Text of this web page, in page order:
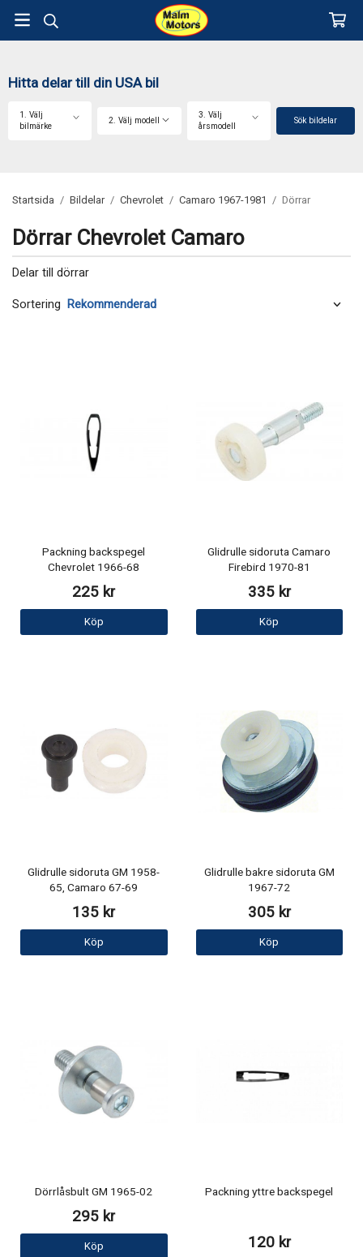
Hitta delar till din USA bil
1. Välj
bilmärke
2. Välj modell
3. Välj
årsmodell
Sök bildelar
Startsida / Bildelar / Chevrolet / Camaro 1967-1981 / Dörrar
Dörrar Chevrolet Camaro
Delar till dörrar
Sortering
Packning backspegel
Chevrolet 1966-68
225 kr
Köp
Glidrulle sidoruta Camaro
Firebird 1970-81
335 kr
Köp
Glidrulle sidoruta GM 1958-
65, Camaro 67-69
135 kr
Köp
Glidrulle bakre sidoruta GM
1967-72
305 kr
Köp
Dörrlåsbult GM 1965-02
295 kr
Köp
Packning yttre backspegel
120 kr